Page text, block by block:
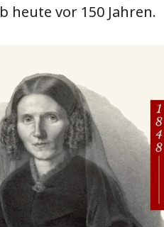
heute vor 150 Jahren.